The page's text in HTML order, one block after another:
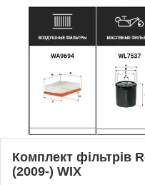
Комплект фільтрів
(2009-) WIX